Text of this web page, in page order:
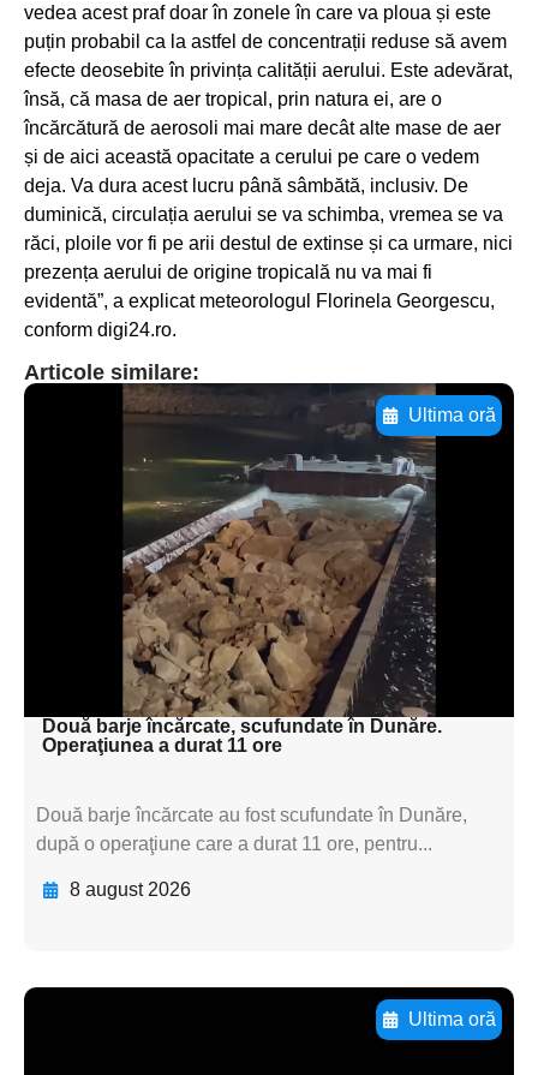
vedea acest praf doar în zonele în care va ploua și este
puțin probabil ca la astfel de concentrații reduse să avem
efecte deosebite în privința calității aerului. Este adevărat,
însă, că masa de aer tropical, prin natura ei, are o
încărcătură de aerosoli mai mare decât alte mase de aer
și de aici această opacitate a cerului pe care o vedem
deja. Va dura acest lucru până sâmbătă, inclusiv. De
duminică, circulația aerului se va schimba, vremea se va
răci, ploile vor fi pe arii destul de extinse și ca urmare, nici
prezența aerului de origine tropicală nu va mai fi
evidentă”, a explicat meteorologul Florinela Georgescu,
conform digi24.ro.
Articole similare:
Ultima oră
Adaugă aici textul pentru
subtitluAdaugă aici
textul pentru
subtitluAdaugă aici
textul pentru
subtitluAdaugă aici
textul pentru subti
Două barje încărcate, scufundate în Dunăre.
Operaţiunea a durat 11 ore
Două barje încărcate au fost scufundate în Dunăre,
după o operaţiune care a durat 11 ore, pentru...
8 august 2026
Ultima oră